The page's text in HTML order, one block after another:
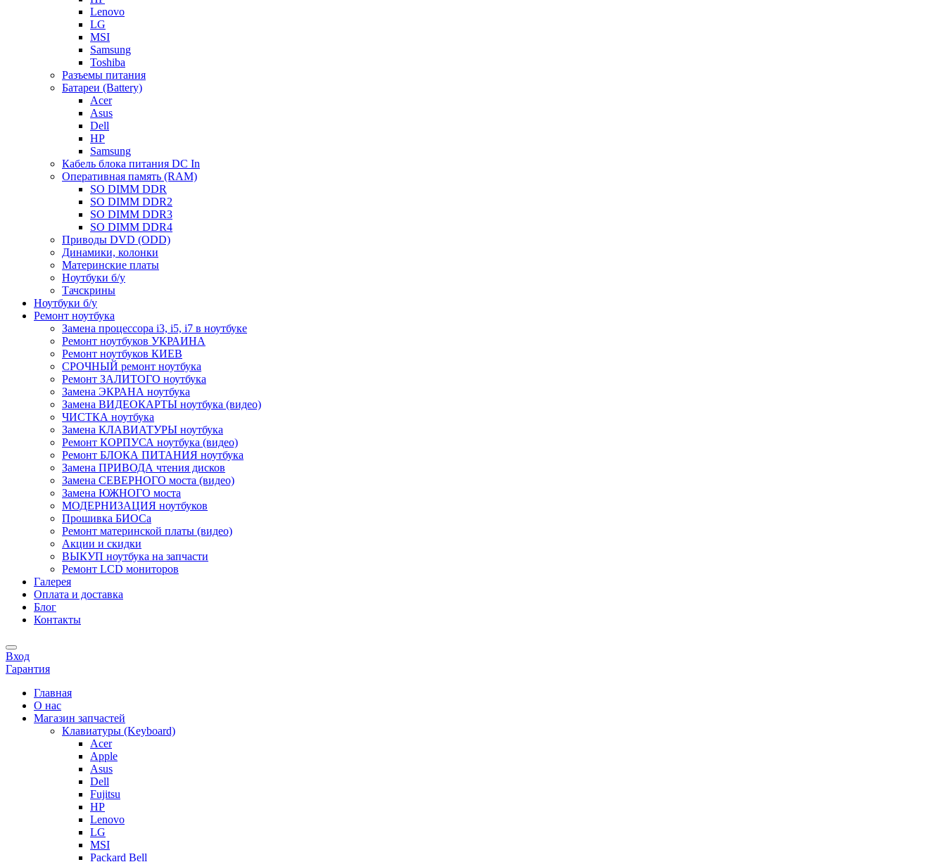
Lenovo
LG
MSI
Samsung
Toshiba
Разъемы питания
Батареи (Battery)
Acer
Asus
Dell
HP
Samsung
Кабель блока питания DC In
Оперативная память (RAM)
SO DIMM DDR
SO DIMM DDR2
SO DIMM DDR3
SO DIMM DDR4
Приводы DVD (ODD)
Динамики, колонки
Материнские платы
Ноутбуки б/у
Тачскрины
Ноутбуки б/у
Ремонт ноутбука
Замена процессора i3, i5, i7 в ноутбуке
Ремонт ноутбуков УКРАИНА
Ремонт ноутбуков КИЕВ
СРОЧНЫЙ ремонт ноутбука
Ремонт ЗАЛИТОГО ноутбука
Замена ЭКРАНА ноутбука
Замена ВИДЕОКАРТЫ ноутбука (видео)
ЧИСТКА ноутбука
Замена КЛАВИАТУРЫ ноутбука
Ремонт КОРПУСА ноутбука (видео)
Ремонт БЛОКА ПИТАНИЯ ноутбука
Замена ПРИВОДА чтения дисков
Замена СЕВЕРНОГО моста (видео)
Замена ЮЖНОГО моста
МОДЕРНИЗАЦИЯ ноутбуков
Прошивка БИОСа
Ремонт материнской платы (видео)
Акции и скидки
ВЫКУП ноутбука на запчасти
Ремонт LCD мониторов
Галерея
Оплата и доставка
Блог
Контакты
Вход
Гарантия
Главная
О нас
Магазин запчастей
Клавиатуры (Keyboard)
Acer
Apple
Asus
Dell
Fujitsu
HP
Lenovo
LG
MSI
Packard Bell